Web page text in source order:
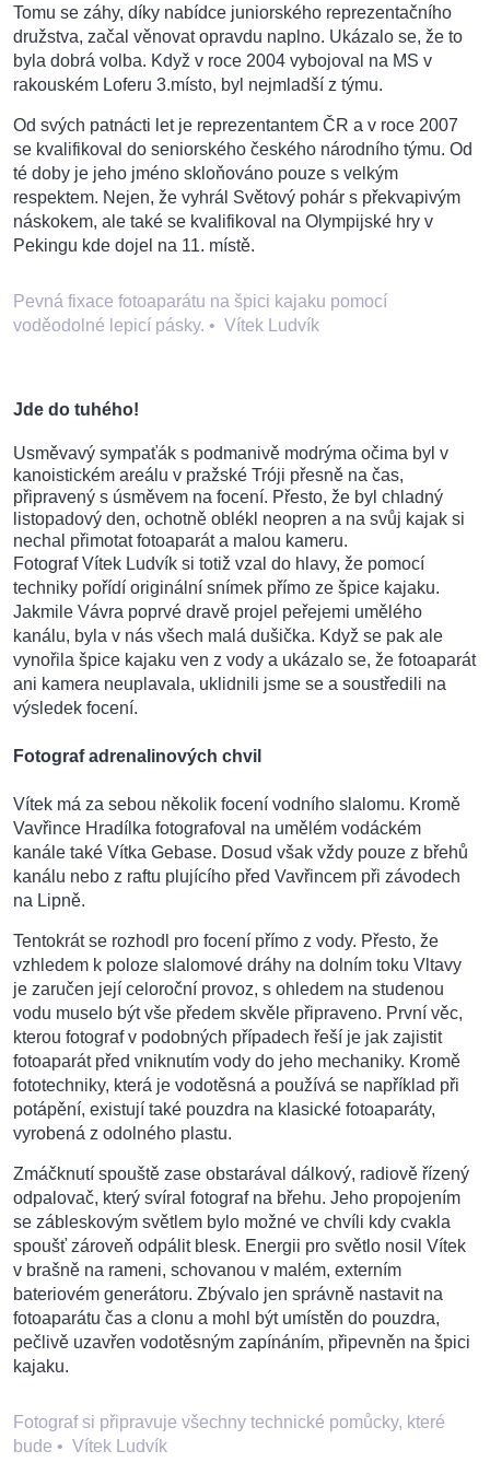
Tomu se záhy, díky nabídce juniorského reprezentačního
družstva, začal věnovat opravdu naplno. Ukázalo se, že to
byla dobrá volba. Když v roce 2004 vybojoval na MS v
rakouském Loferu 3.místo, byl nejmladší z týmu.
Od svých patnácti let je reprezentantem ČR a v roce 2007
se kvalifikoval do seniorského českého národního týmu. Od
té doby je jeho jméno skloňováno pouze s velkým
respektem. Nejen, že vyhrál Světový pohár s překvapivým
náskokem, ale také se kvalifikoval na Olympijské hry v
Pekingu kde dojel na 11. místě.
Pevná fixace fotoaparátu na špici kajaku pomocí
voděodolné lepicí pásky. • Vítek Ludvík
Jde do tuhého!
Usměvavý sympaťák s podmanivě modrýma očima byl v
kanoistickém areálu v pražské Tróji přesně na čas,
připravený s úsměvem na focení. Přesto, že byl chladný
listopadový den, ochotně oblékl neopren a na svůj kajak si
nechal přimotat fotoaparát a malou kameru.
Fotograf Vítek Ludvík si totiž vzal do hlavy, že pomocí
techniky pořídí originální snímek přímo ze špice kajaku.
Jakmile Vávra poprvé dravě projel peřejemi umělého
kanálu, byla v nás všech malá dušička. Když se pak ale
vynořila špice kajaku ven z vody a ukázalo se, že fotoaparát
ani kamera neuplavala, uklidnili jsme se a soustředili na
výsledek focení.
Fotograf adrenalinových chvil
Vítek má za sebou několik focení vodního slalomu. Kromě
Vavřince Hradílka fotografoval na umělém vodáckém
kanále také Vítka Gebase. Dosud však vždy pouze z břehů
kanálu nebo z raftu plujícího před Vavřincem při závodech
na Lipně.
Tentokrát se rozhodl pro focení přímo z vody. Přesto, že
vzhledem k poloze slalomové dráhy na dolním toku Vltavy
je zaručen její celoroční provoz, s ohledem na studenou
vodu muselo být vše předem skvěle připraveno. První věc,
kterou fotograf v podobných případech řeší je jak zajistit
fotoaparát před vniknutím vody do jeho mechaniky. Kromě
fototechniky, která je vodotěsná a používá se například při
potápění, existují také pouzdra na klasické fotoaparáty,
vyrobená z odolného plastu.
Zmáčknutí spouště zase obstarával dálkový, radiově řízený
odpalovač, který svíral fotograf na břehu. Jeho propojením
se zábleskovým světlem bylo možné ve chvíli kdy cvakla
spoušť zároveň odpálit blesk. Energii pro světlo nosil Vítek
v brašně na rameni, schovanou v malém, externím
bateriovém generátoru. Zbývalo jen správně nastavit na
fotoaparátu čas a clonu a mohl být umístěn do pouzdra,
pečlivě uzavřen vodotěsným zapínáním, připevněn na špici
kajaku.
Fotograf si připravuje všechny technické pomůcky, které
bude • Vítek Ludvík